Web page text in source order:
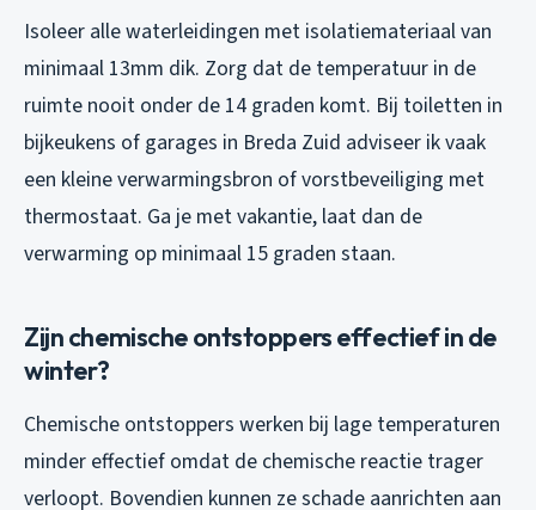
Isoleer alle waterleidingen met isolatiemateriaal van
minimaal 13mm dik. Zorg dat de temperatuur in de
ruimte nooit onder de 14 graden komt. Bij toiletten in
bijkeukens of garages in Breda Zuid adviseer ik vaak
een kleine verwarmingsbron of vorstbeveiliging met
thermostaat. Ga je met vakantie, laat dan de
verwarming op minimaal 15 graden staan.
Zijn chemische ontstoppers effectief in de
winter?
Chemische ontstoppers werken bij lage temperaturen
minder effectief omdat de chemische reactie trager
verloopt. Bovendien kunnen ze schade aanrichten aan